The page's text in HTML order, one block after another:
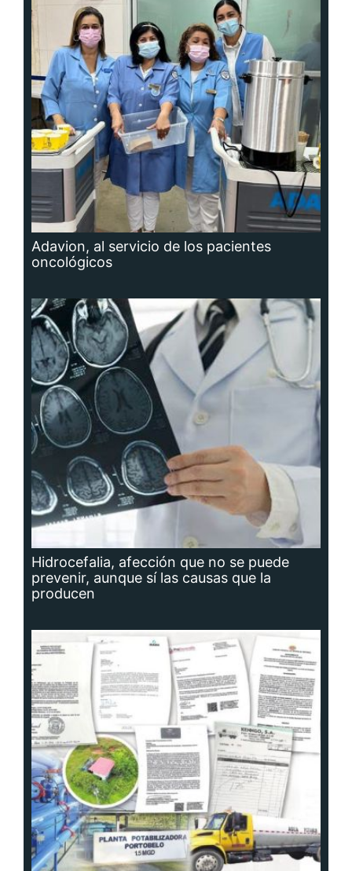
Adavion, al servicio de los pacientes
oncológicos
Hidrocefalia, afección que no se puede
prevenir, aunque sí las causas que la
producen